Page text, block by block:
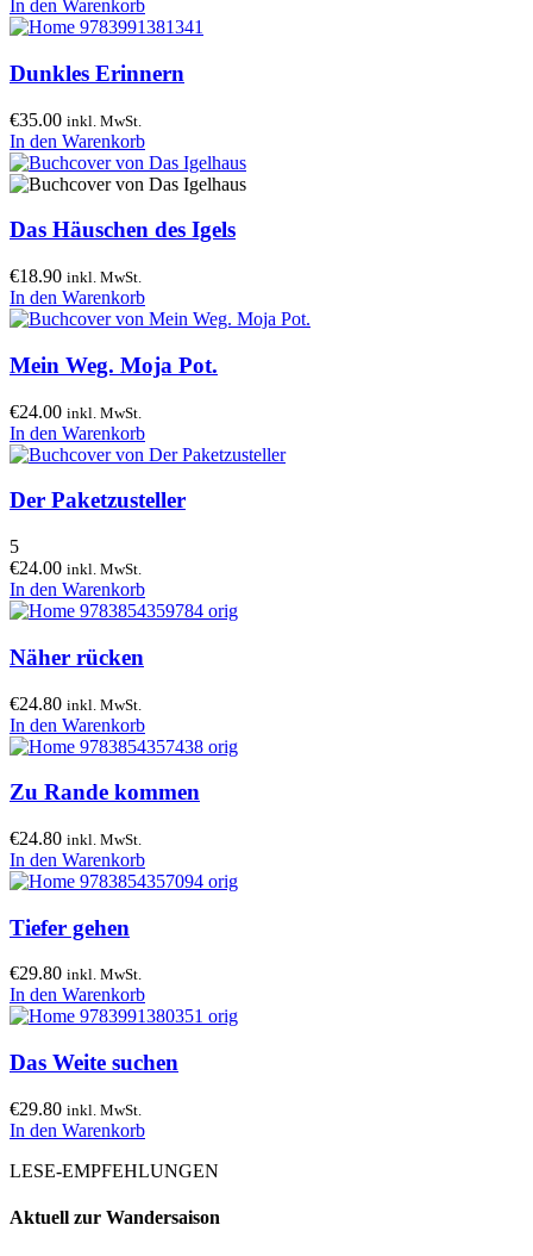
In den Warenkorb
Dunkles Erinnern
€35.00 inkl. MwSt.
In den Warenkorb
Das Häuschen des Igels
€18.90 inkl. MwSt.
In den Warenkorb
Mein Weg. Moja Pot.
€24.00 inkl. MwSt.
In den Warenkorb
Der Paketzusteller
5
€24.00 inkl. MwSt.
In den Warenkorb
Näher rücken
€24.80 inkl. MwSt.
In den Warenkorb
Zu Rande kommen
€24.80 inkl. MwSt.
In den Warenkorb
Tiefer gehen
€29.80 inkl. MwSt.
In den Warenkorb
Das Weite suchen
€29.80 inkl. MwSt.
In den Warenkorb
LESE-EMPFEHLUNGEN
Aktuell zur Wandersaison